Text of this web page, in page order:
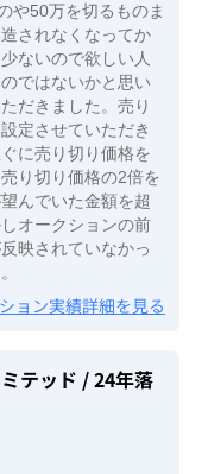
や50万を切るものま
されなくなってか
ないので欲しい人
ではないかと思い
だきました。売り
定させていただき
に売り切り価格を
り切り価格の2倍を
んでいた金額を超
オークションの前
映されていなかっ
ョン実績詳細を見る
テッド / 24年落